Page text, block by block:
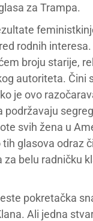
za Trampa.
rodnih
broju starije,
autoriteta. Čini
je ovo
podržavaju
svih žena u
tih glasova odraz
za belu radničku
pokretačka
Ali jedna